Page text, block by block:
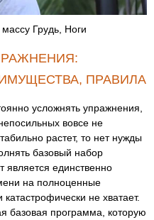
Грудь, Ноги
ПРАВИЛА
усложнять упражнения,
вовсе не
растет, то нет нужды
базовый набор
является единственно
на полноценные
не хватает.
базовая программа, которую